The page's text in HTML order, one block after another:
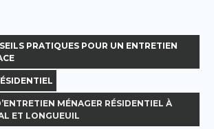
PRATIQUES POUR UN ENTRETIEN
MÉNAGER RÉSIDENTIEL À
ET LONGUEUIL